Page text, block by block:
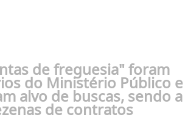
de freguesia" foram
do Ministério Público e
alvo de buscas, sendo a
de contratos